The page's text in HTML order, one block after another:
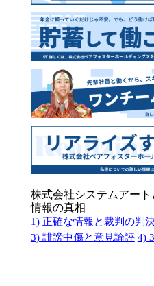
株式会社システムアー
情報の真相
1) 正確な情報と裁判の判
3) 誹謗中傷と意見論評 4)